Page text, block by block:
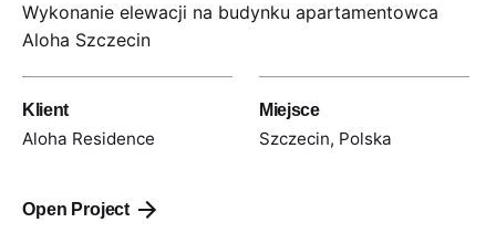
Wykonanie elewacji na budynku apartamentowca
Aloha Szczecin
Klient
Aloha Residence
Miejsce
Szczecin, Polska
Open Project